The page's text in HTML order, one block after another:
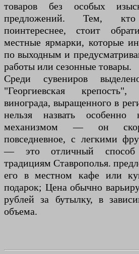
товаров без особых
предложений. Тем,
поинтереснее, стоит
местные ярмарки, которые
по выходным и
работы или сезонные товары.
Среди сувениров
"Георгиевская
винограда, выращенного в
нельзя назвать
механизмом — он
повседневное, с легкими
— это отличный способ
традициям Ставрополья.
его в местном кафе или
подарок; Цена обычно
рублей за бутылку, в
объема.